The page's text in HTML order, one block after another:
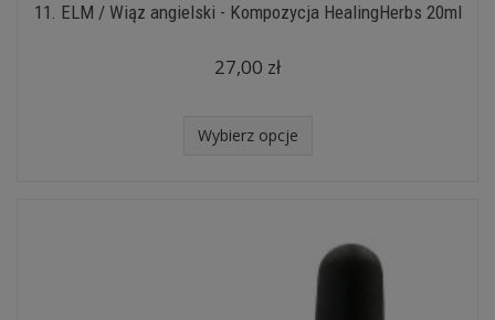
11. ELM / Wiąz angielski - Kompozycja HealingHerbs 20ml
27,00 zł
Wybierz opcje